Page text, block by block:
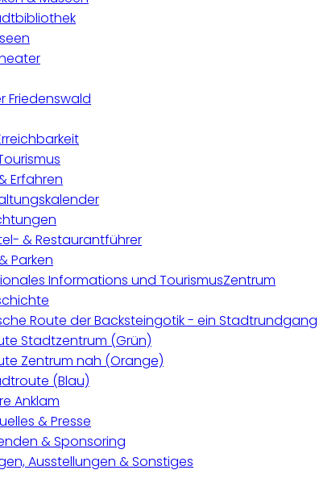
Friedenswald
Erfahren
& Restaurantführer
Parken
Informations und TourismusZentrum
Route der Backsteingotik - ein Stadtrundgang
Stadtzentrum (Grün)
Zentrum nah (Orange)
(Blau)
Anklam
& Presse
& Sponsoring
Ausstellungen & Sonstiges